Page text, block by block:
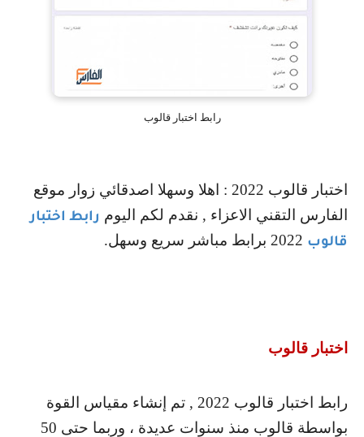
رابط اختبار قالوب
اختبار قالوب 2022 : اهلا وسهلا اصدقائي زوار موقع
الفارس التقني الاعزاء , نقدم لكم اليوم رابط اختبار
قالوب
اختبار قالوب
رابط اختبار قالوب 2022 , تم إنشاء مقياس القوة
بواسطة قالوب منذ سنوات عديدة ، وربما حتى 50